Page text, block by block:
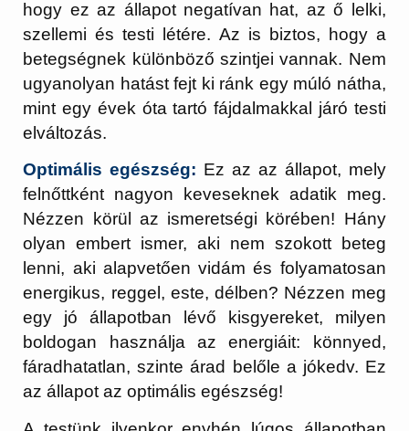
hogy ez az állapot negatívan hat, az ő lelki,
szellemi és testi létére. Az is biztos, hogy a
betegségnek különböző szintjei vannak. Nem
ugyanolyan hatást fejt ki ránk egy múló nátha,
mint egy évek óta tartó fájdalmakkal járó testi
elváltozás.
Optimális egészség: Ez az az állapot, mely
felnőttként nagyon keveseknek adatik meg.
Nézzen körül az ismeretségi körében! Hány
olyan embert ismer, aki nem szokott beteg
lenni, aki alapvetően vidám és folyamatosan
energikus, reggel, este, délben? Nézzen meg
egy jó állapotban lévő kisgyereket, milyen
boldogan használja az energiáit: könnyed,
fáradhatatlan, szinte árad belőle a jókedv. Ez
az állapot az optimális egészség!